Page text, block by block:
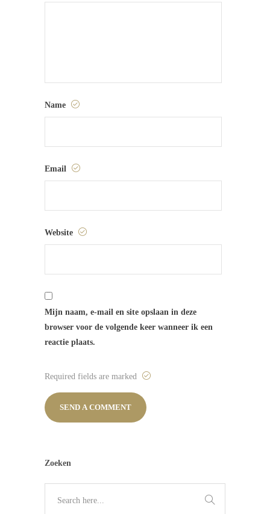
Name
Email
Website
Mijn naam, e-mail en site opslaan in deze
browser voor de volgende keer wanneer ik een
reactie plaats.
Required fields are marked
Zoeken